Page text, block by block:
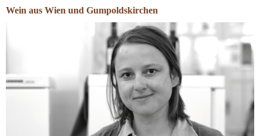
Wein aus Wien und Gumpoldskirchen